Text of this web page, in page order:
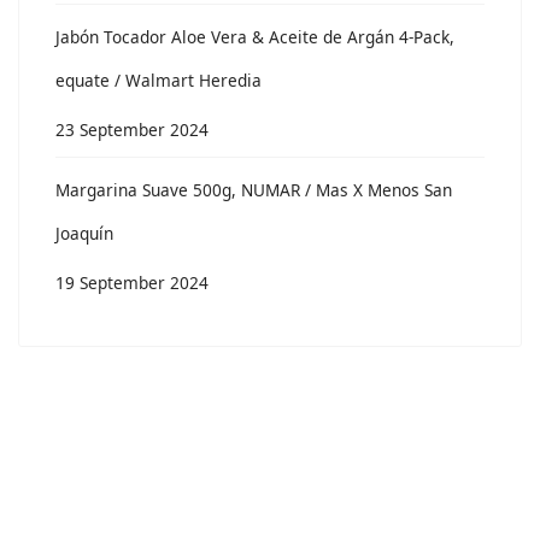
Jabón Tocador Aloe Vera & Aceite de Argán 4-Pack,
equate / Walmart Heredia
23 September 2024
Margarina Suave 500g, NUMAR / Mas X Menos San
Joaquín
19 September 2024